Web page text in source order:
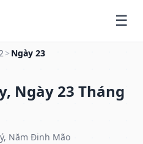
> Ngày 23
Ngày 23 Tháng
Năm Đinh Mão